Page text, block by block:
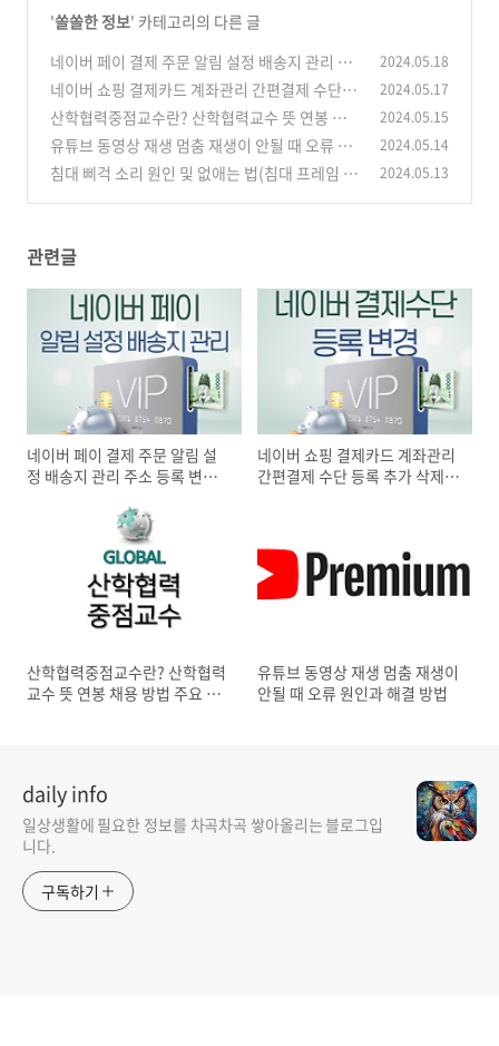
'쏠쏠한 정보' 카테고리의 다른 글
네이버 페이 결제 주문 알림 설정 배송지 관리 주
소 등록 변경 관리 방법
(1)
2024.05.18
네이버 쇼핑 결제카드 계좌관리 간편결제 수단 등
록 추가 삭제 방법 (0)
2024.05.17
산학협력중점교수란? 산학협력교수 뜻 연봉 채
용 방법 주요 업무 (0)
2024.05.15
유튜브 동영상 재생 멈춤 재생이 안될 때 오류 원
인과 해결 방법
(1)
2024.05.14
침대 삐걱 소리 원인 및 없애는 법(침대 프레임 삐
2024.05.13
관련글
네이버 페이 결제 주문 알림 설
정 배송지 관리 주소 등록 변경
네이버 쇼핑 결제카드 계좌관리
간편결제 수단 등록 추가 삭제
산학협력중점교수란? 산학협력
교수 뜻 연봉 채용 방법 주요 업
유튜브 동영상 재생 멈춤 재생이
안될 때 오류 원인과 해결 방법
daily info
일상생활에 필요한 정보를 차곡차곡 쌓아올리는 블로그입
니다.
구독하기